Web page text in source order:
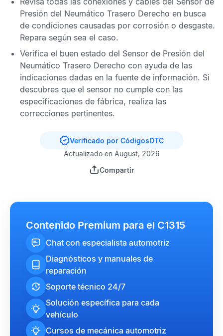
Presión del Neumático Trasero Derecho en busca
de condiciones causadas por corrosión o desgaste.
Repara según sea el caso.
Verifica el buen estado del Sensor de Presión del
Neumático Trasero Derecho con ayuda de las
indicaciones dadas en la fuente de información. Si
descubres que el sensor no cumple con las
especificaciones de fábrica, realiza las
correcciones pertinentes.
Verificado por CódigosDTC
Actualizado en August, 2026
Compartir
Contenido Premium para el C1315
Chat con especialista automotriz
Diagnósticos y manuales de
reparación
Soporte técnico 24/7
Solución específica para cada
vehículo
Cursos de mecánica automotriz